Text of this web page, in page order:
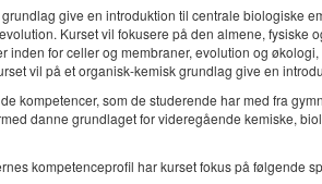
give en introduktion til centrale biologiske
Kurset vil fokusere på den almene,
inden for celler og membraner, evolution og
vil på et organisk-kemisk grundlag give en
kompetencer, som de studerende har med fra
danne grundlaget for videregående kemiske,
kompetenceprofil har kurset fokus på følgende